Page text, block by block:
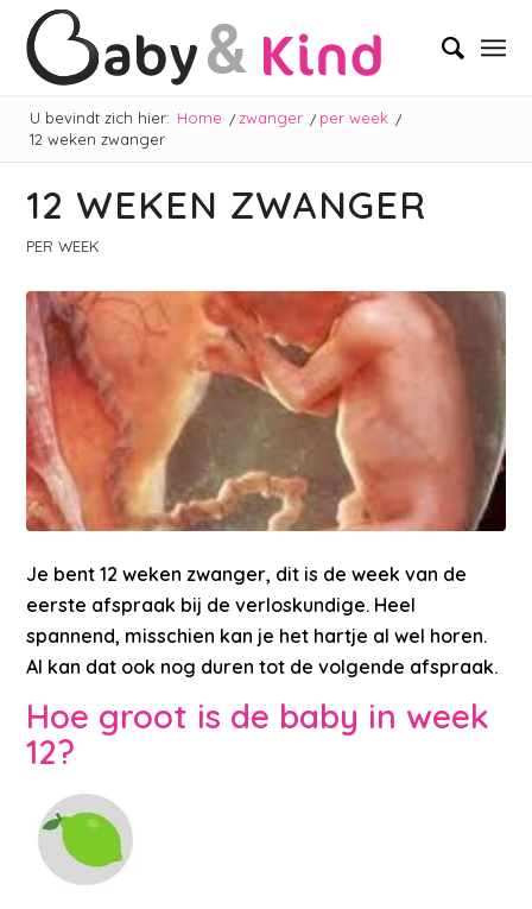
U bevindt zich hier: Home / zwanger / per week /
12 weken zwanger
12 WEKEN ZWANGER
PER WEEK
Je bent 12 weken zwanger, dit is de week van de
eerste afspraak bij de verloskundige. Heel
spannend, misschien kan je het hartje al wel horen.
Al kan dat ook nog duren tot de volgende afspraak.
Hoe groot is de baby in week
12?